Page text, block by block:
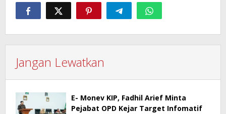
Jangan Lewatkan
E- Monev KIP, Fadhil Arief Minta
Pejabat OPD Kejar Target Infomatif